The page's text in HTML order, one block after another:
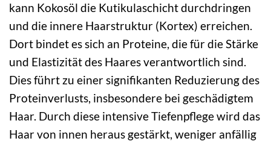
kann Kokosöl die Kutikulaschicht durchdringen
und die innere Haarstruktur (Kortex) erreichen.
Dort bindet es sich an Proteine, die für die Stärke
und Elastizität des Haares verantwortlich sind.
Dies führt zu einer signifikanten Reduzierung des
Proteinverlusts, insbesondere bei geschädigtem
Haar. Durch diese intensive Tiefenpflege wird das
Haar von innen heraus gestärkt, weniger anfällig